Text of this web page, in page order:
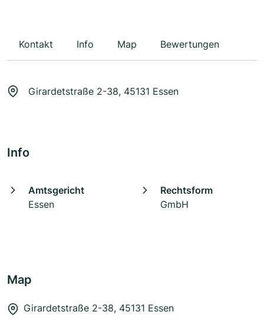
Kontakt Info Map Bewertungen
Girardetstraße 2-38, 45131 Essen
Info
Amtsgericht
Essen
Rechtsform
GmbH
Map
Girardetstraße 2-38, 45131 Essen